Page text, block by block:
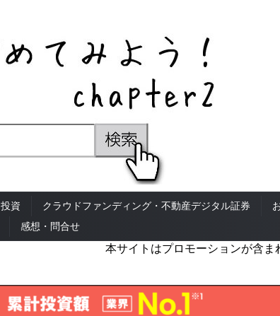
投資 クラウドファンディング・不動産デジタル証券
感想・問合せ
本サイトはプロモーションが含ま